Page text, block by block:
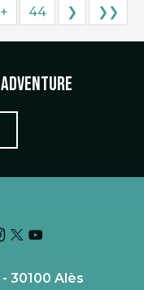
44 ❯ ❯❯
30100 Alès